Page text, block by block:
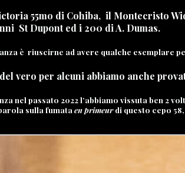
55mo di Cohiba, il Montecristo
St Dupont ed i 200 di A. Dumas.
è riuscirne ad avere qualche esemplare
vero per alcuni abbiamo anche
nel passato 2022 l’abbiamo vissuta ben 2
sulla fumata en primeurdi questo cepo